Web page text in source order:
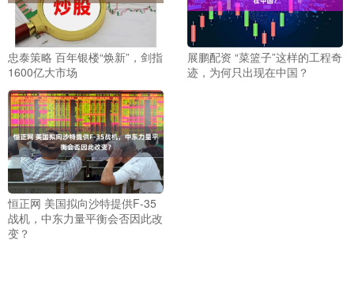
忠泰策略 百年银楼“焕新”，剑指
1600亿大市场
展鹏配资 “菜篮子”这样的工程奇
迹，为何只出现在中国？
恒正网 美国拟向沙特提供F-35
战机，中东力量平衡会否因此改
变？